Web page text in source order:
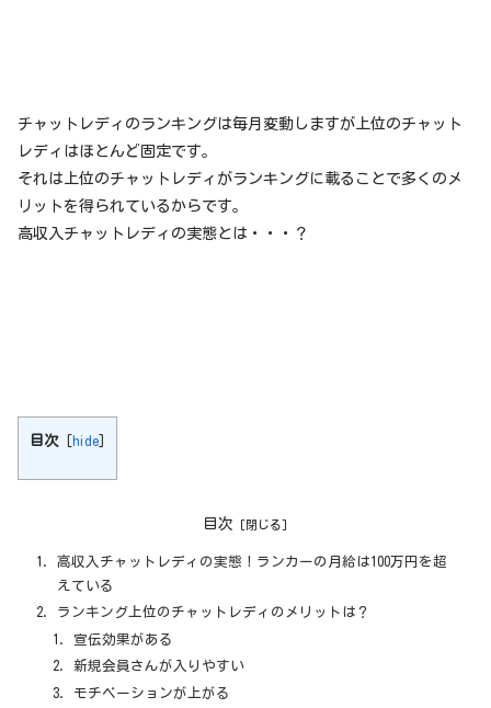
チャットレディのランキングは毎月変動しますが上位のチャット
レディはほとんど固定です。
それは上位のチャットレディがランキングに載ることで多くのメ
リットを得られているからです。
高収入チャットレディの実態とは・・・？
目次 [hide]
目次
高収入チャットレディの実態！ランカーの月給は100万円を超
えている
ランキング上位のチャットレディのメリットは？
宣伝効果がある
新規会員さんが入りやすい
モチベーションが上がる